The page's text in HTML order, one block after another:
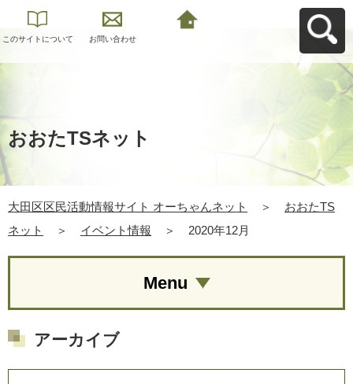
このサイトについて お問い合わせ
おおたTSネット
大田区区民活動情報サイト オーちゃんネット ＞
おおたTS
ネット
＞ イベント情報 ＞ 2020年12月
Menu
アーカイブ